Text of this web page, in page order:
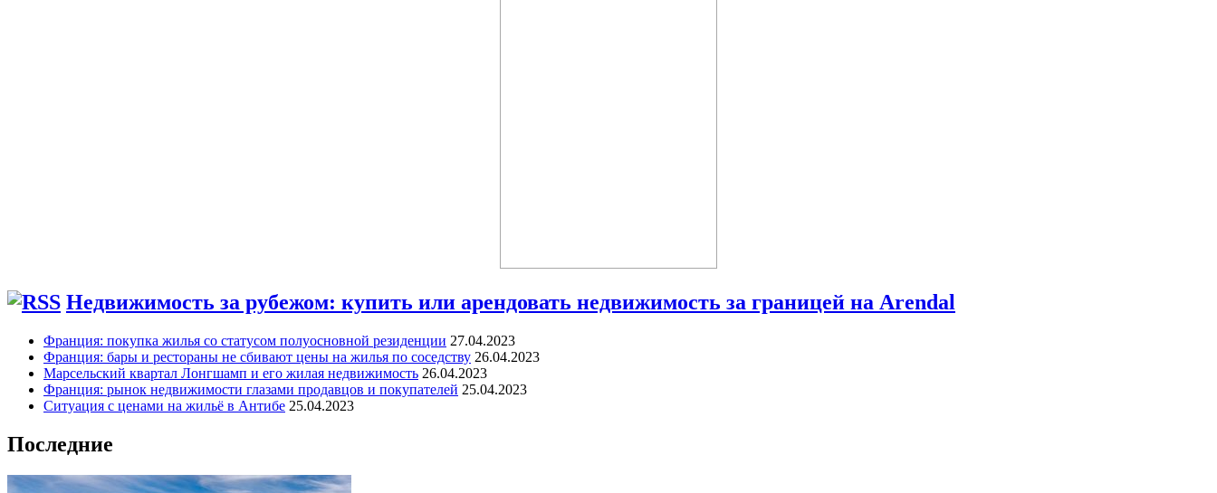
Недвижимость за рубежом: купить или арендовать недвижимость за границей на Arendal
Франция: покупка жилья со статусом полуосновной резиденции 27.04.2023
Франция: бары и рестораны не сбивают цены на жилья по соседству 26.04.2023
Марсельский квартал Лонгшамп и его жилая недвижимость 26.04.2023
Франция: рынок недвижимости глазами продавцов и покупателей 25.04.2023
Ситуация с ценами на жильё в Антибе 25.04.2023
Последние